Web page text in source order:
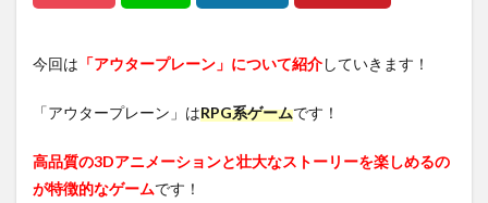
今回は 「アウタープレーン」について紹介していきます！
「アウタープレーン」はRPG系ゲームです！
高品質の3Dアニメーションと壮大なストーリーを楽しめるの
が特徴的なゲームです！